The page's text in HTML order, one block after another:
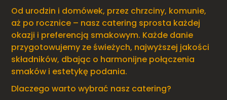
Od urodzin i domówek, przez chrzciny, komunie,
aż po rocznice – nasz catering sprosta każdej
okazji i preferencją smakowym. Każde danie
przygotowujemy ze świeżych, najwyższej jakości
składników, dbając o harmonijne połączenia
smaków i estetykę podania.
Dlaczego warto wybrać nasz catering?